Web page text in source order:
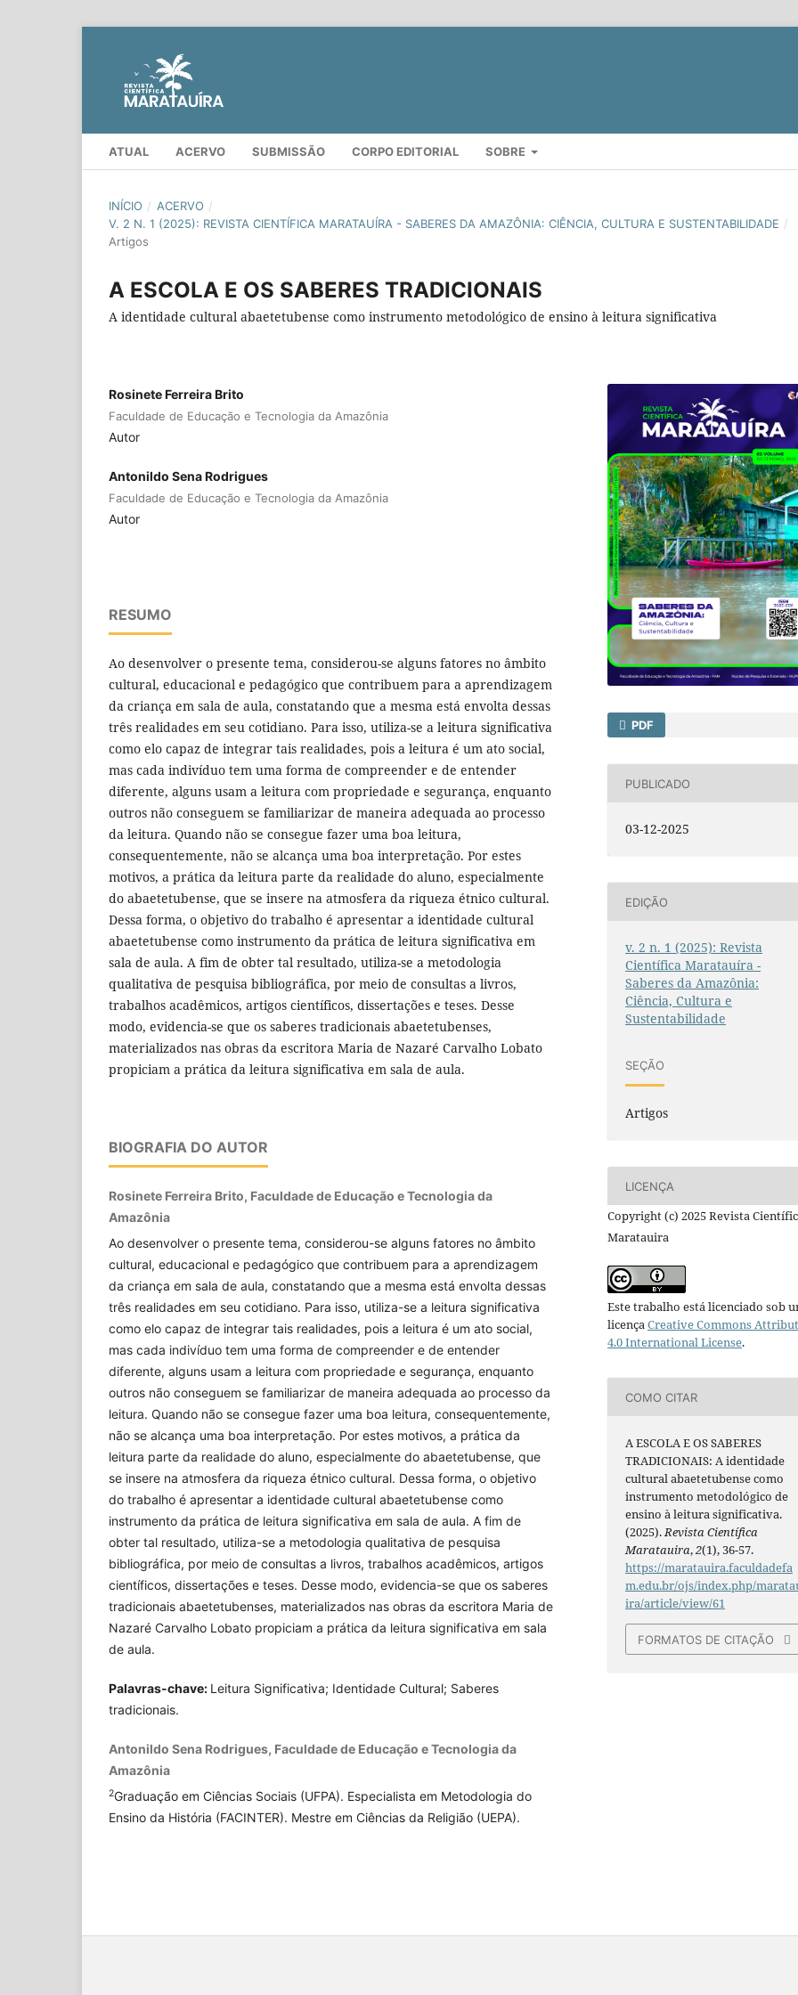
ATUAL ACERVO SUBMISSÃO CORPO EDITORIAL SOBRE
INÍCIO / ACERVO /
V. 2 N. 1 (2025): REVISTA CIENTÍFICA MARATAUÍRA - SABERES DA AMAZÔNIA: CIÊNCIA, CULTURA E SUSTENTABILIDADE /
Artigos
A ESCOLA E OS SABERES TRADICIONAIS
A identidade cultural abaetetubense como instrumento metodológico de ensino à leitura significativa
Rosinete Ferreira Brito
Faculdade de Educação e Tecnologia da Amazônia
Autor
Antonildo Sena Rodrigues
Faculdade de Educação e Tecnologia da Amazônia
Autor
RESUMO
Ao desenvolver o presente tema, considerou-se alguns fatores no âmbito
cultural, educacional e pedagógico que contribuem para a aprendizagem
da criança em sala de aula, constatando que a mesma está envolta dessas
três realidades em seu cotidiano. Para isso, utiliza-se a leitura significativa
como elo capaz de integrar tais realidades, pois a leitura é um ato social,
mas cada indivíduo tem uma forma de compreender e de entender
diferente, alguns usam a leitura com propriedade e segurança, enquanto
outros não conseguem se familiarizar de maneira adequada ao processo
da leitura. Quando não se consegue fazer uma boa leitura,
consequentemente, não se alcança uma boa interpretação. Por estes
motivos, a prática da leitura parte da realidade do aluno, especialmente
do abaetetubense, que se insere na atmosfera da riqueza étnico cultural.
Dessa forma, o objetivo do trabalho é apresentar a identidade cultural
abaetetubense como instrumento da prática de leitura significativa em
sala de aula. A fim de obter tal resultado, utiliza-se a metodologia
qualitativa de pesquisa bibliográfica, por meio de consultas a livros,
trabalhos acadêmicos, artigos científicos, dissertações e teses. Desse
modo, evidencia-se que os saberes tradicionais abaetetubenses,
materializados nas obras da escritora Maria de Nazaré Carvalho Lobato
propiciam a prática da leitura significativa em sala de aula.
BIOGRAFIA DO AUTOR
Rosinete Ferreira Brito, Faculdade de Educação e Tecnologia da
Amazônia
Ao desenvolver o presente tema, considerou-se alguns fatores no âmbito
cultural, educacional e pedagógico que contribuem para a aprendizagem
da criança em sala de aula, constatando que a mesma está envolta dessas
três realidades em seu cotidiano. Para isso, utiliza-se a leitura significativa
como elo capaz de integrar tais realidades, pois a leitura é um ato social,
mas cada indivíduo tem uma forma de compreender e de entender
diferente, alguns usam a leitura com propriedade e segurança, enquanto
outros não conseguem se familiarizar de maneira adequada ao processo da
leitura. Quando não se consegue fazer uma boa leitura, consequentemente,
não se alcança uma boa interpretação. Por estes motivos, a prática da
leitura parte da realidade do aluno, especialmente do abaetetubense, que
se insere na atmosfera da riqueza étnico cultural. Dessa forma, o objetivo
do trabalho é apresentar a identidade cultural abaetetubense como
instrumento da prática de leitura significativa em sala de aula. A fim de
obter tal resultado, utiliza-se a metodologia qualitativa de pesquisa
bibliográfica, por meio de consultas a livros, trabalhos acadêmicos, artigos
científicos, dissertações e teses. Desse modo, evidencia-se que os saberes
tradicionais abaetetubenses, materializados nas obras da escritora Maria de
Nazaré Carvalho Lobato propiciam a prática da leitura significativa em sala
de aula.
Palavras-chave: Leitura Significativa; Identidade Cultural; Saberes
tradicionais.
Antonildo Sena Rodrigues, Faculdade de Educação e Tecnologia da
Amazônia
2Graduação em Ciências Sociais (UFPA). Especialista em Metodologia do
Ensino da História (FACINTER). Mestre em Ciências da Religião (UEPA).
PDF
PUBLICADO
03-12-2025
EDIÇÃO
v. 2 n. 1 (2025): Revista
Científica Maratauíra -
Saberes da Amazônia:
Ciência, Cultura e
Sustentabilidade
SEÇÃO
Artigos
LICENÇA
Copyright (c) 2025 Revista
Maratauira
Este trabalho está licenciado sob
licençaCreative Commons
4.0 International License.
COMO CITAR
A ESCOLA E OS SABERES
TRADICIONAIS: A identidade
cultural abaetetubense como
instrumento metodológico de
ensino à leitura significativa.
(2025).Revista Científica
Maratauira,2(1), 36-57.
https://maratauira.faculdadefa
m.edu.br/ojs/index.php/
ira/article/view/61
FORMATOS DE CITAÇÃO